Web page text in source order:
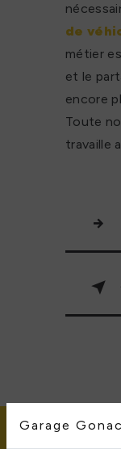
Garage
de
métier
et le
encore
Toute
travaille